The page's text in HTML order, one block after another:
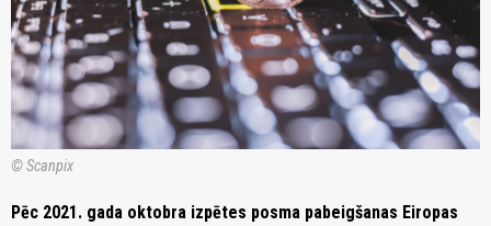
© Scanpix
Pēc 2021. gada oktobra izpētes posma pabeigšanas Eiropas